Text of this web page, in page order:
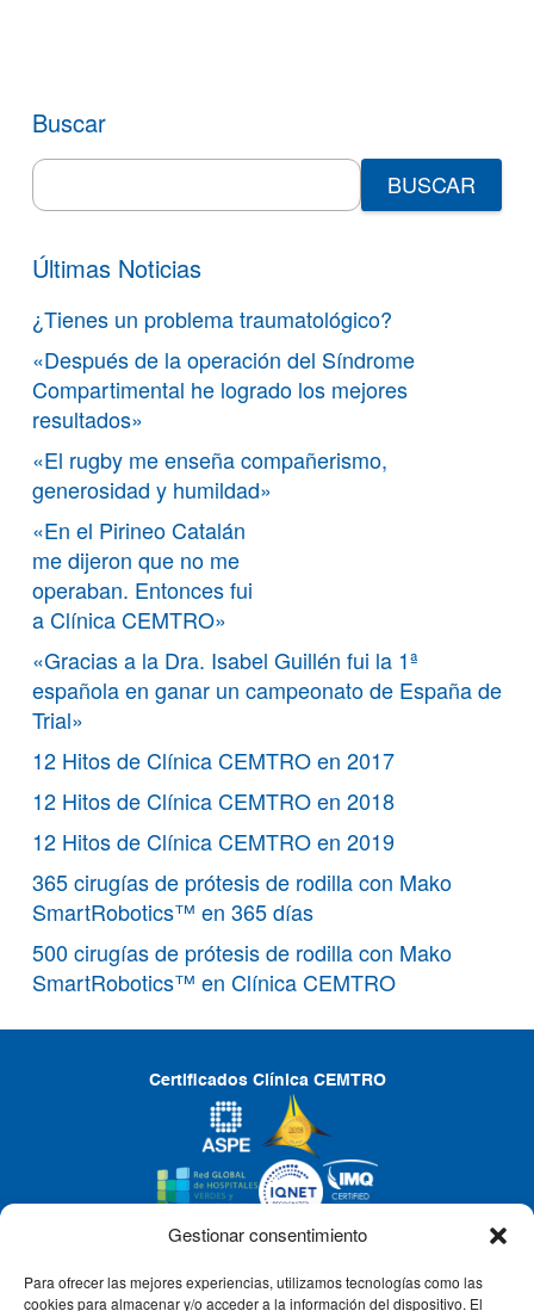
Gestionar consentimiento
Para ofrecer las mejores experiencias, utilizamos tecnologías como las
cookies para almacenar y/o acceder a la información del dispositivo. El
Buscar
Search
for:
Últimas Noticias
¿Tienes un problema traumatológico?
«Después de la operación del Síndrome
Compartimental he logrado los mejores
resultados»
«El rugby me enseña compañerismo,
generosidad y humildad»
«En el Pirineo Catalán
me dijeron que no me
operaban. Entonces fui
a Clínica CEMTRO»
«Gracias a la Dra. Isabel Guillén fui la 1ª
española en ganar un campeonato de España de
Trial»
12 Hitos de Clínica CEMTRO en 2017
12 Hitos de Clínica CEMTRO en 2018
12 Hitos de Clínica CEMTRO en 2019
365 cirugías de prótesis de rodilla con Mako
SmartRobotics™ en 365 días
500 cirugías de prótesis de rodilla con Mako
SmartRobotics™ en Clínica CEMTRO
Certificados Clínica CEMTRO
CLÍNICA CEMTRO